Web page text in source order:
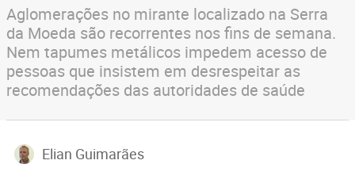
Aglomerações no mirante localizado na Serra
da Moeda são recorrentes nos fins de semana.
Nem tapumes metálicos impedem acesso de
pessoas que insistem em desrespeitar as
recomendações das autoridades de saúde
Elian Guimarães